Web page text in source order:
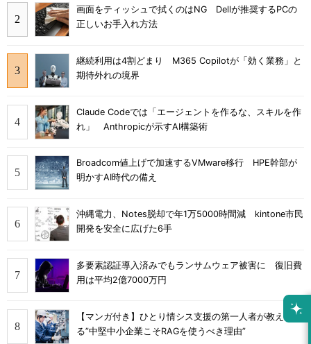
画面をティッシュで拭くのはNG Dellが推奨するPCの
正しいお手入れ方法
継続利用は4割どまり M365 Copilotが「効く業務」と
期待外れの境界
Claude Codeでは「エージェントを作るな、スキルを作
れ」 Anthropicが示すAI構築術
Broadcom値上げで加速するVMware移行 HPE幹部が
明かすAI時代の備え
沖縄電力、Notes脱却で年1万5000時間減 kintone市民
開発を安全に広げた6手
多要素認証導入済みでもランサムウェア被害に 復旧費
用は平均2億7000万円
【マンガ付き】ひとり情シス支援の第一人者が教え
る”中堅中小企業こそRAGを使うべき理由”